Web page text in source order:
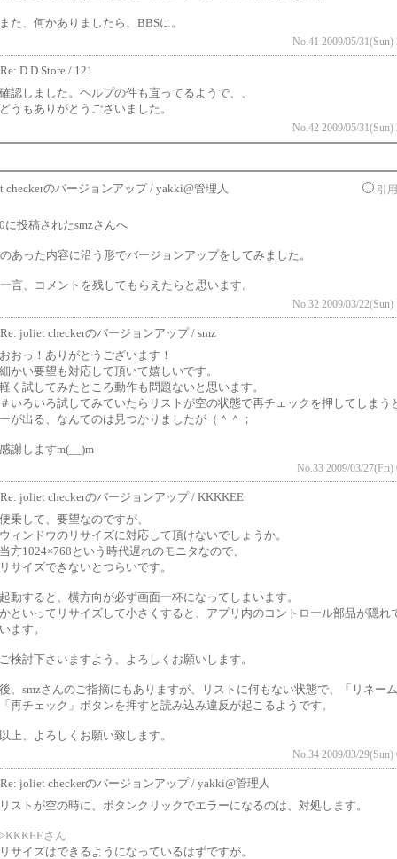
また、何かありましたら、BBSに。
No.41 2009/05/31(Sun)
D.D Store / 121
確認しました。ヘルプの件も直ってるようで、、
どうもありがとうございました。
No.42 2009/05/31(Sun)
のバージョンアップ / yakki@管理人 引用
に投稿されたsmzさんへ
あった内容に沿う形でバージョンアップをしてみました。
言、コメントを残してもらえたらと思います。
No.32 2009/03/22(Sun)
joliet checkerのバージョンアップ / smz
おおっ！ありがとうございます！
細かい要望も対応して頂いて嬉しいです。
軽く試してみたところ動作も問題ないと思います。
＃いろいろ試してみていたらリストが空の状態で再チェックを押してしまう
ーが出る、なんてのは見つかりましたが（＾＾；
感謝しますm(__)m
No.33 2009/03/27(Fri)
joliet checkerのバージョンアップ / KKKKEE
便乗して、要望なのですが、
ウィンドウのリサイズに対応して頂けないでしょうか。
当方1024×768という時代遅れのモニタなので、
リサイズできないとつらいです。
起動すると、横方向が必ず画面一杯になってしまいます。
かといってリサイズして小さくすると、アプリ内のコントロール部品が隠れ
います。
ご検討下さいますよう、よろしくお願いします。
後、smzさんのご指摘にもありますが、リストに何もない状態で、「リネー
「再チェック」ボタンを押すと読み込み違反が起こるようです。
以上、よろしくお願い致します。
No.34 2009/03/29(Sun)
joliet checkerのバージョンアップ / yakki@管理人
リストが空の時に、ボタンクリックでエラーになるのは、対処します。
>KKKEEさん
リサイズはできるようになっているはずですが。